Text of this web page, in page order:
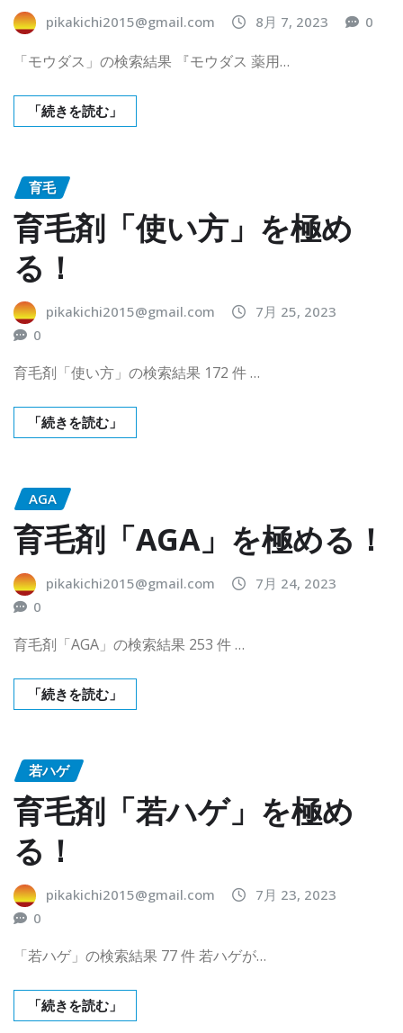
pikakichi2015@gmail.com 8月 7, 2023 0
「モウダス」の検索結果 『モウダス 薬用…
「続きを読む」
育毛
育毛剤「使い方」を極め
る！
pikakichi2015@gmail.com
7月 25, 2023
0
育毛剤「使い方」の検索結果 172 件 …
「続きを読む」
AGA
育毛剤「AGA」を極める！
pikakichi2015@gmail.com
7月 24, 2023
0
育毛剤「AGA」の検索結果 253 件 …
「続きを読む」
若ハゲ
育毛剤「若ハゲ」を極め
る！
pikakichi2015@gmail.com
7月 23, 2023
0
「若ハゲ」の検索結果 77 件 若ハゲが…
「続きを読む」